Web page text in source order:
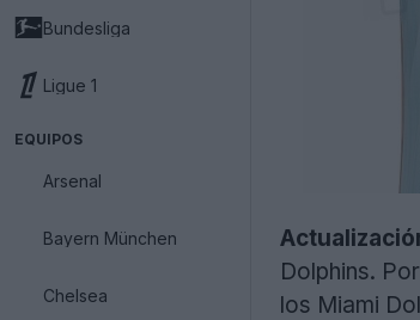
Bundesliga
Ligue 1
EQUIPOS
Arsenal
Bayern München
Chelsea
Dolphins.
los Miami